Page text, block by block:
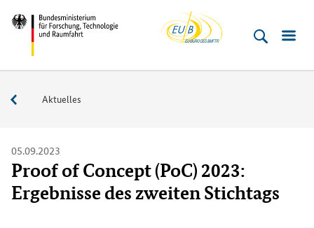
Direkt
zum
Inhalt
(Eingabetaste)
Direkt
zum
Hauptmenu
(Eingabetaste)
Direkt
zur
Suche
(Eingabetaste)
Direkt
zur
Fußleiste
(Enter)
Bundesministerium
Technologie
Buero
Service
Aktuelles
05.09.2023
Proof of Concept (PoC) 2023:
Ergebnisse des zweiten Stichtags